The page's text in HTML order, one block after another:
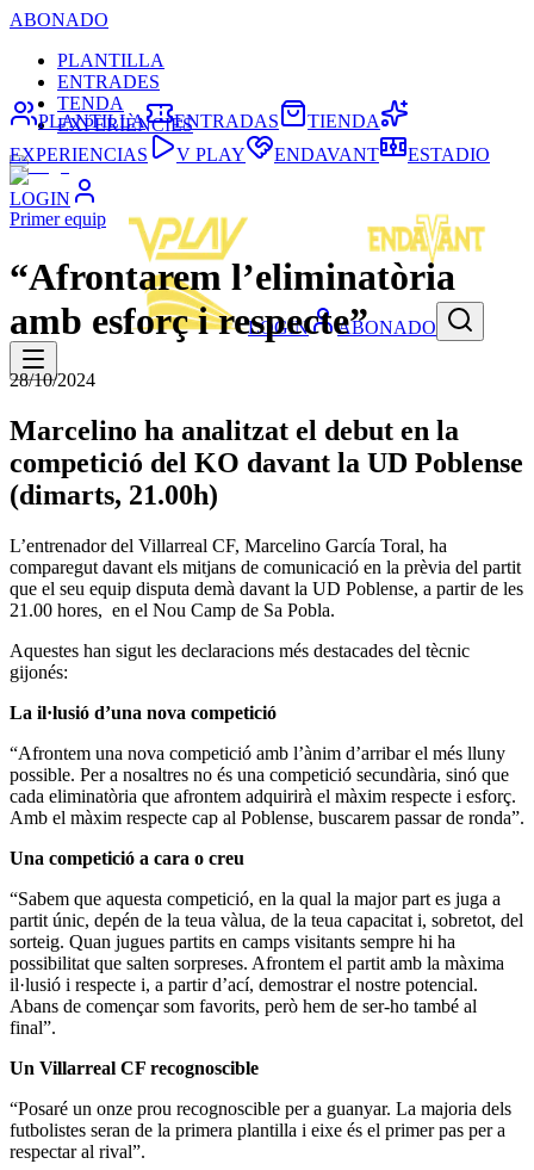
ABONADO
PLANTILLA
ENTRADES
TENDA
EXPERIÈNCIES
LOGIN
LOGIN ABONADO
PLANTILLA ENTRADAS
TIENDA
EXPERIENCIAS
V PLAY ENDAVANT ESTADIO
Primer equip
“Afrontarem l’eliminatòria
amb esforç i respecte”
28/10/2024
Marcelino ha analitzat el debut en la
competició del KO davant la UD Poblense
(dimarts, 21.00h)
L’entrenador del Villarreal CF, Marcelino García Toral, ha
comparegut davant els mitjans de comunicació en la prèvia del partit
que el seu equip disputa demà davant la UD Poblense, a partir de les
21.00 hores, en el Nou Camp de Sa Pobla.
Aquestes han sigut les declaracions més destacades del tècnic
gijonés:
La il·lusió d’una nova competició
“Afrontem una nova competició amb l’ànim d’arribar el més lluny
possible. Per a nosaltres no és una competició secundària, sinó que
cada eliminatòria que afrontem adquirirà el màxim respecte i esforç.
Amb el màxim respecte cap al Poblense, buscarem passar de ronda”.
Una competició a cara o creu
“Sabem que aquesta competició, en la qual la major part es juga a
partit únic, depén de la teua vàlua, de la teua capacitat i, sobretot, del
sorteig. Quan jugues partits en camps visitants sempre hi ha
possibilitat que salten sorpreses. Afrontem el partit amb la màxima
il·lusió i respecte i, a partir d’ací, demostrar el nostre potencial.
Abans de començar som favorits, però hem de ser-ho també al
final”.
Un Villarreal CF recognoscible
“Posaré un onze prou recognoscible per a guanyar. La majoria dels
futbolistes seran de la primera plantilla i eixe és el primer pas per a
respectar al rival”.